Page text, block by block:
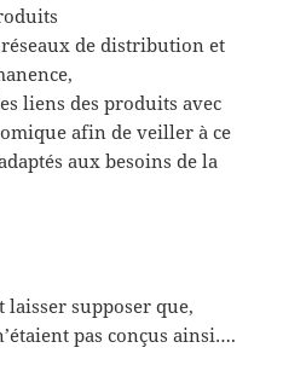
de distribution et
liens des produits avec
afin de veiller à ce
aux besoins de la
supposer que,
pas conçus ainsi….